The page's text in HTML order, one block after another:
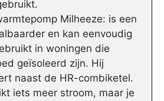
Milheeze: is een
en kan eenvoudig
in woningen die
geïsoleerd zijn. Hij
naast de HR-combiketel.
iets meer stroom, maar je